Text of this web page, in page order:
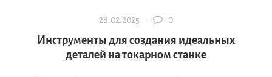
28.02.2025 · 0
Инструменты для создания идеальных
деталей на токарном станке